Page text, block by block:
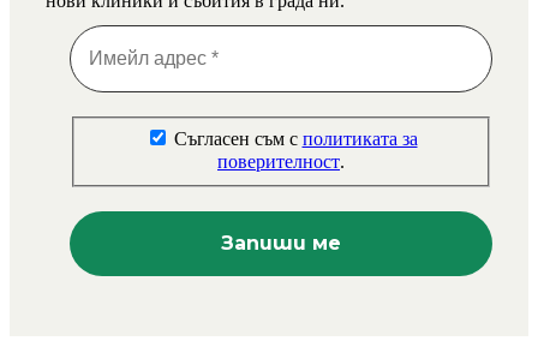
Съгласен съм с политиката за
поверителност.